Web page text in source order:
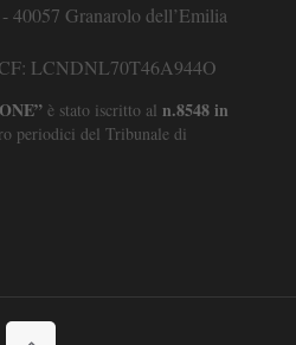
40057 Granarolo dell’Emilia
LCNDNL70T46A944O
è stato iscritto al n.8548 in
periodici del Tribunale di